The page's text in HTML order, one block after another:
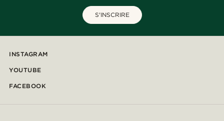
S'INSCRIRE
INSTAGRAM
YOUTUBE
FACEBOOK